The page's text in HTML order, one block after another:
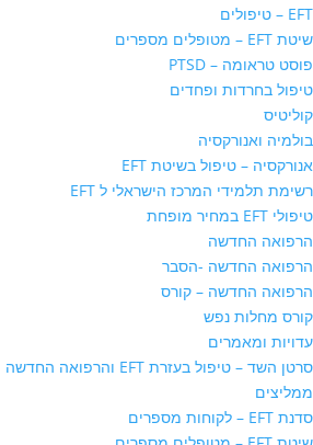
EFT – טיפולים
שיטת EFT – מטופלים מספרים
פוסט טראומה – PTSD
טיפול בחרדות ופחדים
קוליטיס
בולמיה ואנורקסיה
אנורקסיה – טיפול בשיטת EFT
רשימת תלמידי המרכז הישראלי ל EFT
טיפולי EFT במחיר מופחת
הרפואה החדשה
הרפואה החדשה -הסבר
הרפואה החדשה – קורס
קורס מחלות נפש
עדויות ומאמרים
סרטן השד – טיפול בעזרת EFT והרפואה החדשה
ממליצים
סדנת EFT – לקוחות מספרים